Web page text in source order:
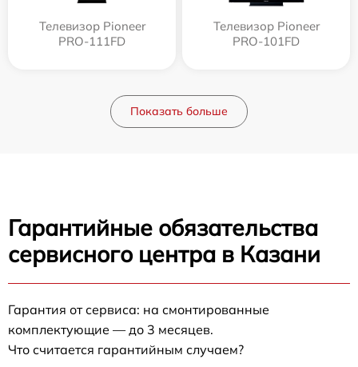
Телевизор Pioneer
PRO-111FD
Телевизор Pioneer
PRO-101FD
Показать больше
Гарантийные обязательства
сервисного центра в Казани
Гарантия от сервиса: на смонтированные
комплектующие — до 3 месяцев.
Что считается гарантийным случаем?